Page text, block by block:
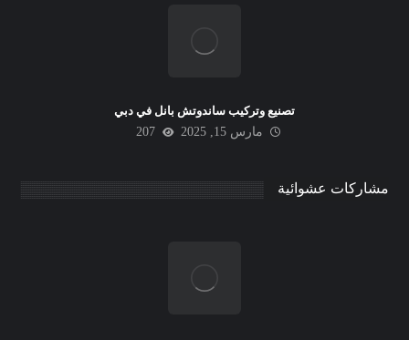
تصنيع وتركيب ساندوتش بانل في دبي
مارس 15, 2025
207
مشاركات عشوائية